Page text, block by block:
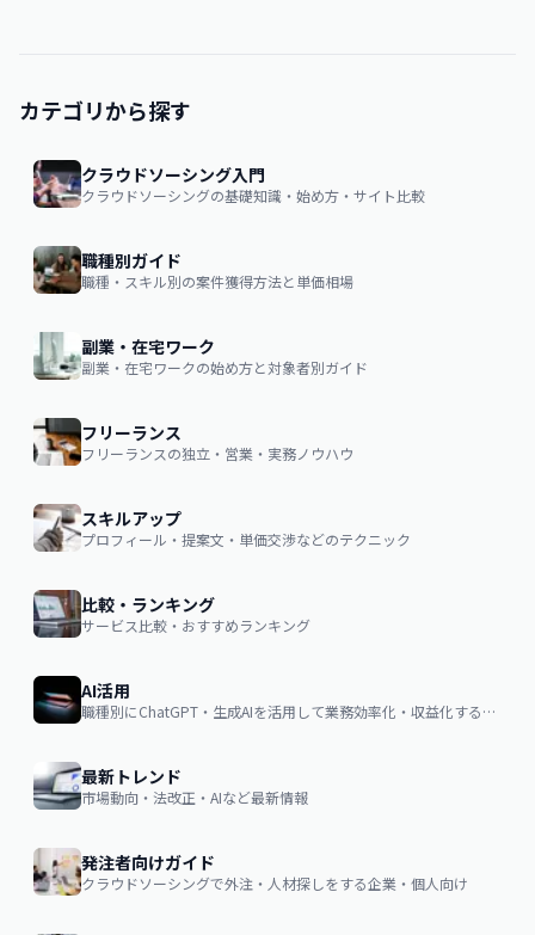
カテゴリから探す
クラウドソーシング入門
クラウドソーシングの基礎知識・始め方・サイト比較
職種別ガイド
職種・スキル別の案件獲得方法と単価相場
副業・在宅ワーク
副業・在宅ワークの始め方と対象者別ガイド
フリーランス
フリーランスの独立・営業・実務ノウハウ
スキルアップ
プロフィール・提案文・単価交渉などのテクニック
比較・ランキング
サービス比較・おすすめランキング
AI活用
職種別にChatGPT・生成AIを活用して業務効率化・収益化するノウハウ
最新トレンド
市場動向・法改正・AIなど最新情報
発注者向けガイド
クラウドソーシングで外注・人材探しをする企業・個人向け